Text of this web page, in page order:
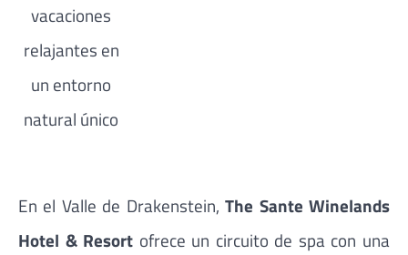
vacaciones
relajantes en
un entorno
natural único
En el Valle de Drakenstein,The Sante Winelands
Hotel & Resort ofrece un circuito de spa con una